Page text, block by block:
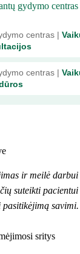
gydymo centras
centras |
centras |
ir meilė
suteikti
pasitikėjimą savimi.
sritys